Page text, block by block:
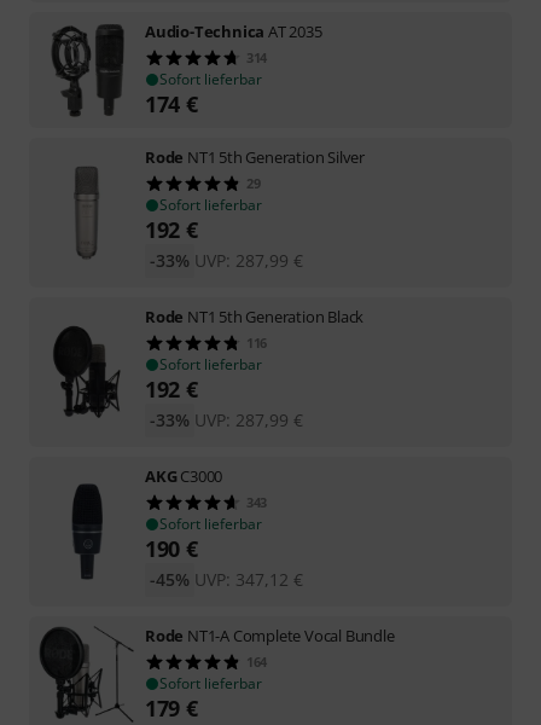
Audio-Technica AT 2035
314
Sofort lieferbar
174 €
Rode NT1 5th Generation Silver
29
Sofort lieferbar
192 €
UVP: 287,99 €
-33%
Rode NT1 5th Generation Black
116
Sofort lieferbar
192 €
UVP: 287,99 €
-33%
AKGC3000
343
Sofort lieferbar
190 €
UVP: 347,12 €
-45%
Rode NT1-A Complete Vocal Bundle
164
Sofort lieferbar
179 €